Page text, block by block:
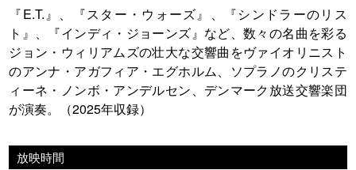
『E.T.』、『スター・ウォーズ』、『シンドラーのリス
ト』、『インディ・ジョーンズ』など、数々の名曲を彩る
ジョン・ウィリアムズの壮大な交響曲をヴァイオリニスト
のアンナ・アガフィア・エグホルム、ソプラノのクリステ
ィーネ・ノンボ・アンデルセン、デンマーク放送交響楽団
が演奏。（2025年収録）
放映時間